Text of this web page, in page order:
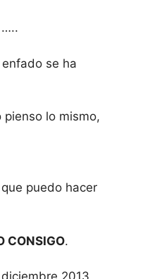
…..
se ha
pienso lo mismo,
puedo hacer
CONSIGO.